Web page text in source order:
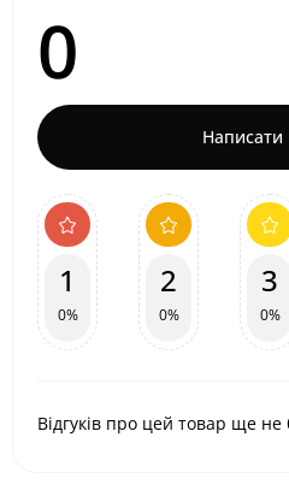
0
Написати
1
0%
2
0%
3
0%
Відгуків про цей товар ще не